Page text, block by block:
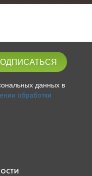
данных в
обработки